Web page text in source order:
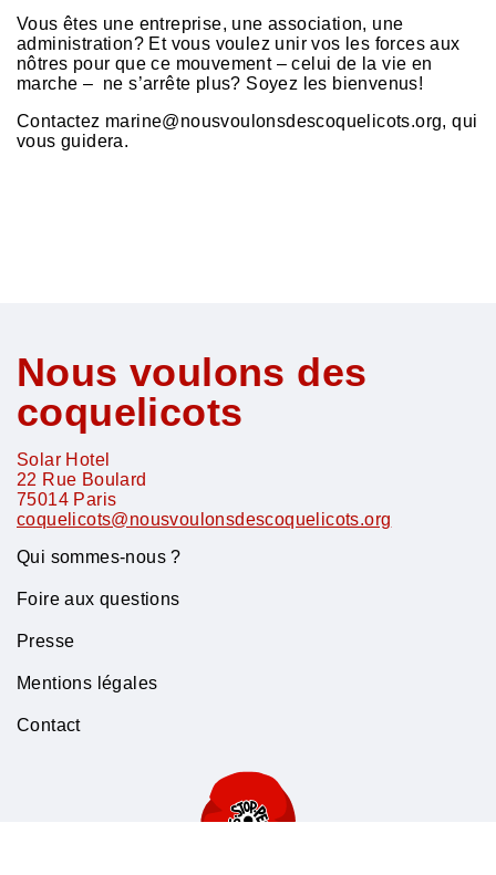
Vous êtes une entreprise, une association, une
administration? Et vous voulez unir vos les forces aux
nôtres pour que ce mouvement – celui de la vie en
marche – ne s’arrête plus? Soyez les bienvenus!
Contactez marine@nousvoulonsdescoquelicots.org, qui
vous guidera.
Nous voulons des
coquelicots
Solar Hotel
22 Rue Boulard
75014 Paris
coquelicots@nousvoulonsdescoquelicots.org
Qui sommes-nous ?
Foire aux questions
Presse
Mentions légales
Contact